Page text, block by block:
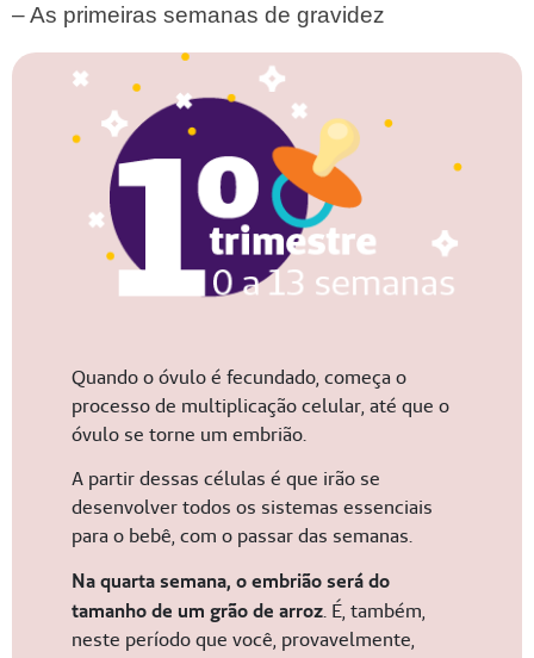
– As primeiras semanas de gravidez
Quando o óvulo é fecundado, começa o
processo de multiplicação celular, até que o
óvulo se torne um embrião.
A partir dessas células é que irão se
desenvolver todos os sistemas essenciais
para o bebê, com o passar das semanas.
Na quarta semana, o embrião será do
tamanho de um grão de arroz. É, também,
neste período que você, provavelmente,